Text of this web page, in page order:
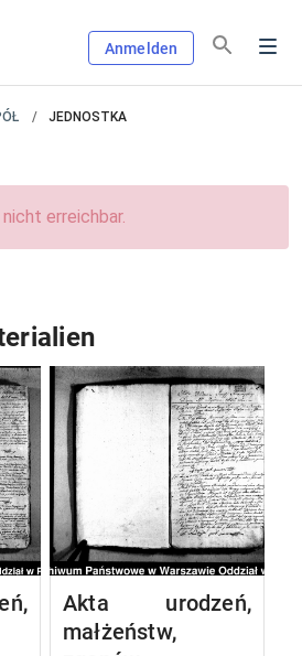
Anmelden
JEDNOSTKA
erreichbar.
Akta urodzeń,
małżeństw,